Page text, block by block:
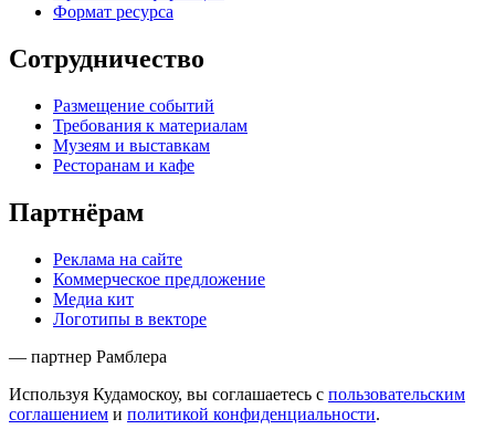
Формат ресурса
Сотрудничество
Размещение событий
Требования к материалам
Музеям и выставкам
Ресторанам и кафе
Партнёрам
Реклама на сайте
Коммерческое предложение
Медиа кит
Логотипы в векторе
— партнер Рамблера
Используя Кудамоскоу, вы соглашаетесь с пользовательским
соглашением и политикой конфиденциальности.